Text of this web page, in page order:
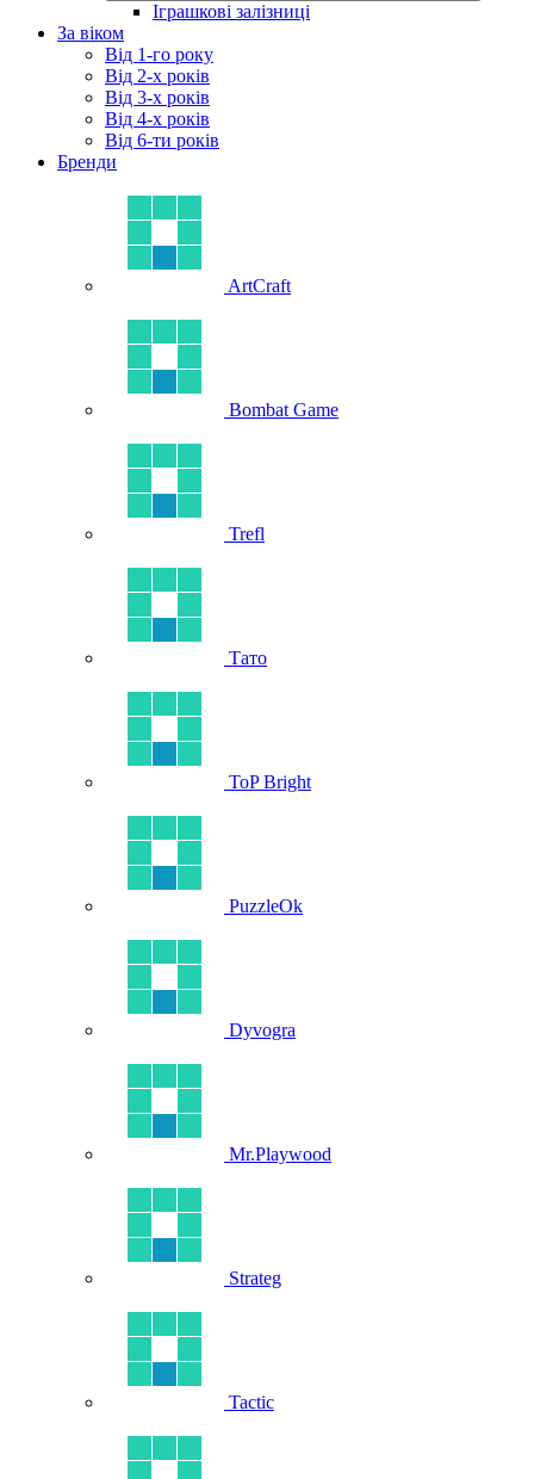
Іграшкові залізниці
За віком
Від 1-го року
Від 2-х років
Від 3-х років
Від 4-х років
Від 6-ти років
Бренди
ArtCraft
Bombat Game
Trefl
Тато
ToP Bright
PuzzleOk
Dyvogra
Mr.Playwood
Strateg
Tactic